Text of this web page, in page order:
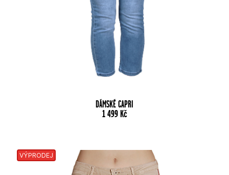
DÁMSKÉ CAPRI
1 499Kč
VÝPRODEJ